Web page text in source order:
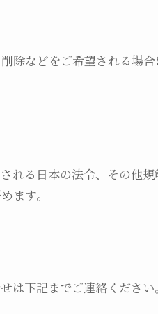
除などをご希望される場
れる日本の法令、その他
ます。
は下記までご連絡ください。